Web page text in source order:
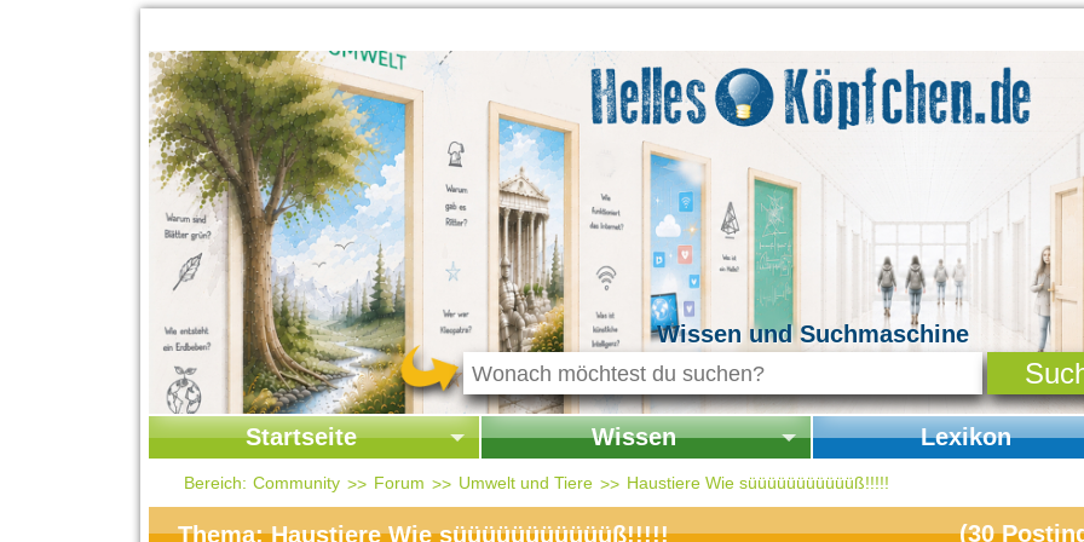
Wissen und Suchmaschine
Startseite
Startseite
Kontakt
Wissen
Startseite Wissen
Geschichte & Kultur
Lexikon
Startseite Lexikon
Bereich: Community Forum Umwelt und Tiere Haustiere Wie süüüüüüüüüüüß!!!!!
Thema: Haustiere Wie süüüüüüüüüüüß!!!!! (30